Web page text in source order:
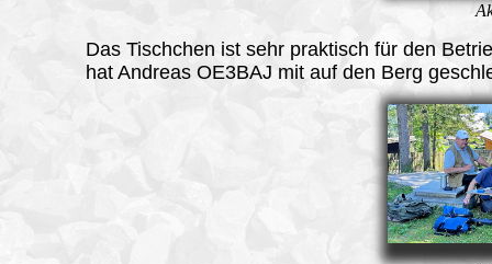
Das Tischchen ist sehr praktisch für den
hat Andreas OE3BAJ mit auf den Berg